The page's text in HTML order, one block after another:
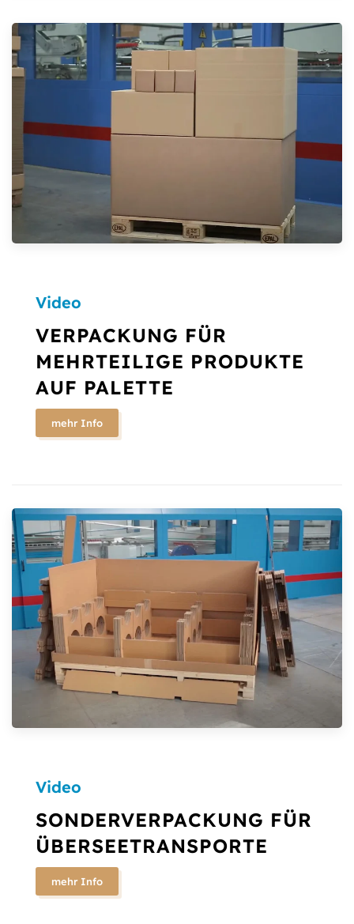
Video
VERPACKUNG FÜR
MEHRTEILIGE PRODUKTE
AUF PALETTE
mehr Info
Video
SONDERVERPACKUNG FÜR
ÜBERSEETRANSPORTE
mehr Info